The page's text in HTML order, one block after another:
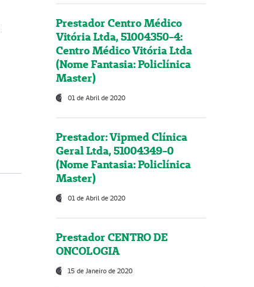
Prestador Centro Médico
Vitória Ltda, 51004350-4:
Centro Médico Vitória Ltda
(Nome Fantasia: Policlínica
Master)
01 de Abril de 2020
Prestador: Vipmed Clínica
Geral Ltda, 51004349-0
(Nome Fantasia: Policlínica
Master)
01 de Abril de 2020
Prestador CENTRO DE
ONCOLOGIA
15 de Janeiro de 2020